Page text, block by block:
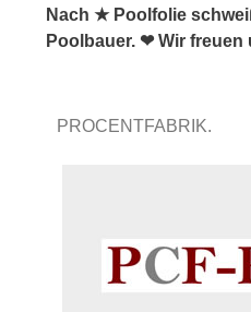
Nach ★ Poolfolie
Poolbauer. ❤ Wir
PROCENTFABRIK.